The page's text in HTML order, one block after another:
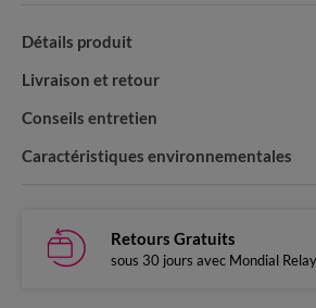
Détails produit
Livraison et retour
Conseils entretien
Caractéristiques environnementales
Retours Gratuits
sous 30 jours avec Mondial